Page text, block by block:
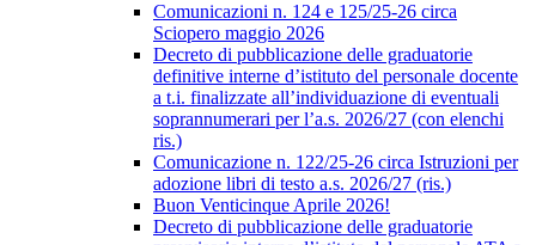
Comunicazioni n. 124 e 125/25-26 circa
Sciopero maggio 2026
Decreto di pubblicazione delle graduatorie
definitive interne d’istituto del personale docente
a t.i. finalizzate all’individuazione di eventuali
soprannumerari per l’a.s. 2026/27 (con elenchi
ris.)
Comunicazione n. 122/25-26 circa Istruzioni per
adozione libri di testo a.s. 2026/27 (ris.)
Buon Venticinque Aprile 2026!
Decreto di pubblicazione delle graduatorie